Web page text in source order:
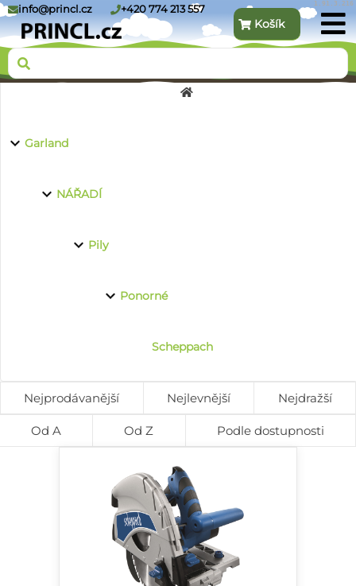
info@princl.cz +420 774 213 557
Košík
1.91.3.216
Garland
NÁŘADÍ
Pily
Ponorné
Scheppach
Nejprodávanější Nejlevnější Nejdražší
Od A Od Z Podle dostupnosti